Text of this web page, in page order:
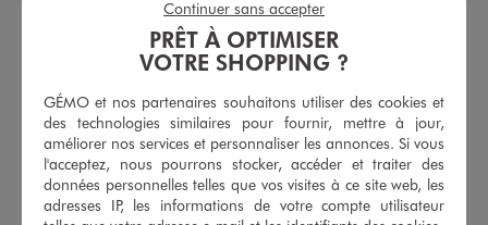
PRÊT À OPTIMISER
VOTRE SHOPPING ?
GÉMO et nos partenaires souhaitons utiliser des cookies et
des technologies similaires pour fournir, mettre à jour,
améliorer nos services et personnaliser les annonces. Si vous
l'acceptez, nous pourrons stocker, accéder et traiter des
données personnelles telles que vos visites à ce site web, les
adresses IP, les informations de votre compte utilisateur
Continuer sans accepter